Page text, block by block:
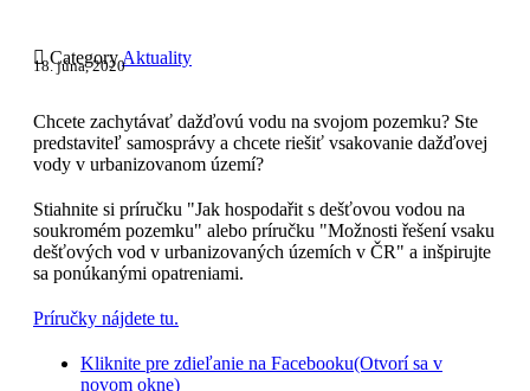
 CategoryAktuality
18. júna, 2020
Chcete zachytávať dažďovú vodu na svojom pozemku? Ste
predstaviteľ samosprávy a chcete riešiť vsakovanie dažďovej
vody v urbanizovanom území?
Stiahnite si príručku "Jak hospodařit s dešťovou vodou na
soukromém pozemku" alebo príručku "Možnosti řešení vsaku
dešťových vod v urbanizovaných územích v ČR" a inšpirujte
sa ponúkanými opatreniami.
Príručky nájdete tu.
Kliknite pre zdieľanie na Facebooku(Otvorí sa v
novom okne)